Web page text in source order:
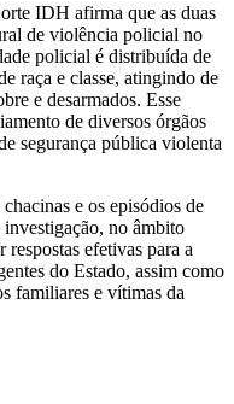
IDH afirma que as duas
de violência policial no
policial é distribuída de
raça e classe, atingindo de
e desarmados. Esse
de diversos órgãos
segurança pública violenta
e os episódios de
investigação, no âmbito
respostas efetivas para a
do Estado, assim como
familiares e vítimas da